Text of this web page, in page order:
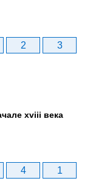
2
3
xviii века
4
1